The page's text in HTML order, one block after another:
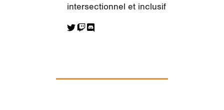
intersectionnel et inclusif